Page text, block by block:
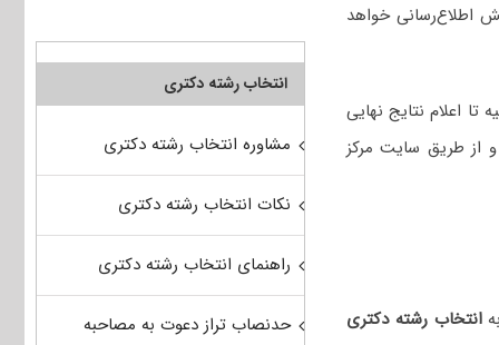
اطلاع‌رسانی خواهد
اعلام نتایج نهایی
از طریق سایت مرکز
انتخاب رشته دکتری
انتخاب رشته دکتری
مشاوره انتخاب رشته دکتری
نکات انتخاب رشته دکتری
راهنمای انتخاب رشته دکتری
حدنصاب تراز دعوت به مصاحبه